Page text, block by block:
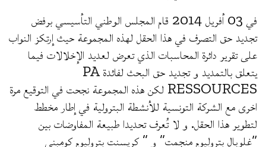
في 03 أفريل 2014 قام المجلس الوطني التأسيسي برفض
تجديد حق التصرف في هذا الحقل لهذه المجموعة حيث إرتكز النواب
على تقرير دائرة المحاسبات الذي تعرض لعديد الإخلالات فيما
يتعلق بالتمديد و تجديد حق البحث لفائدة PA
RESSOURCES لكن هذه المجموعة نجحت في التوقيع مرة
اخرى مع الشركة التونسية للأنشطة البترولية في إطار مخطط
لتطوير هذا الحقل. و لا تُعرف تحديدا طبيعة المفاوضات بين
“غلوبال بتروليوم منجمت” و ” كريسنت بتروليوم كومبني